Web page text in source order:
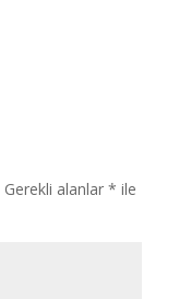
Gerekli alanlar * ile